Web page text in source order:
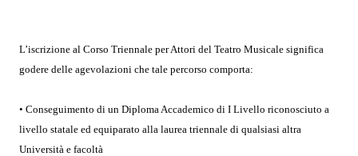
L’iscrizione al Corso Triennale per Attori del Teatro Musicale significa
godere delle agevolazioni che tale percorso comporta:
• Conseguimento di un Diploma Accademico di I Livello riconosciuto a
livello statale ed equiparato alla laurea triennale di qualsiasi altra
Università e facoltà